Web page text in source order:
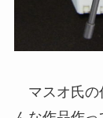
マスオ氏の